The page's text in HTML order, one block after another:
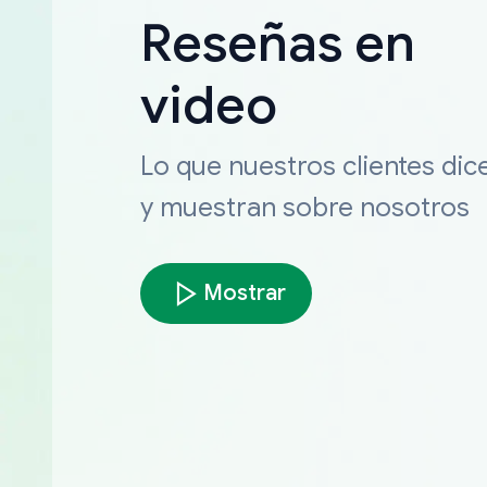
Reseñas en
video
Lo que nuestros clientes
y muestran sobre nosotros
Mostrar